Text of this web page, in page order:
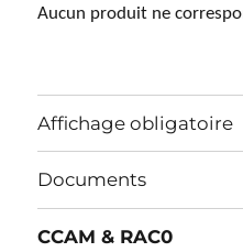
Aucun produit ne
Affichage obligatoire
Documents
CCAM & RAC0